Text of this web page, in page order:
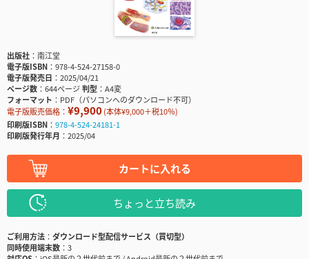
出版社
南江堂
電子版ISBN
978-4-524-27158-0
電子版発売日
2025/04/21
ページ数
644ページ判型
A4変
フォーマット
PDF（パソコンへのダウンロード不可）
電子版販売価格： ¥9,900(本体¥9,000＋税10％)
印刷版ISBN
978-4-524-24181-1
印刷版発行年月
2025/04
カートに入れる
ちょっと立ち読み
ご利用方法
ダウンロード型配信サービス（買切型）
同時使用端末数
3